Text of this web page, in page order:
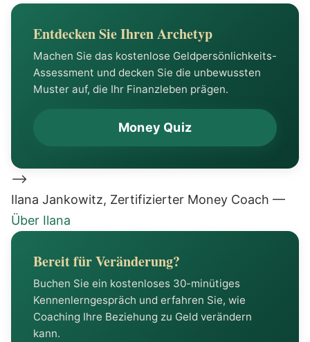
Entdecken Sie Ihren Archetyp
Machen Sie das kostenlose Geldpersönlichkeits-
Assessment und decken Sie die unbewussten
Muster auf, die Ihr Finanzleben prägen.
Money Quiz
-->
Ilana Jankowitz, Zertifizierter Money Coach —
Über Ilana
Bereit für Veränderung?
Buchen Sie ein kostenloses 30-minütiges
Kennenlerngespräch und erfahren Sie, wie
Coaching Ihre Beziehung zu Geld verändern
kann.